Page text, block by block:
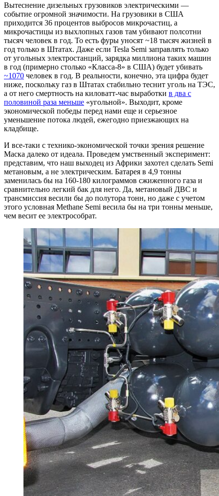
Вытеснение дизельных грузовиков электрическими —
событие огромной значимости. На грузовики в США
приходится 36 процентов выбросов микрочастиц, а
микрочастицы из выхлопных газов там убивают полсотни
тысяч человек в год. То есть фуры уносят ~18 тысяч жизней в
год только в Штатах. Даже если Tesla Semi заправлять только
от угольных электростанций, зарядка миллиона таких машин
в год (примерно столько «Класса-8» в США) будет убивать
~1070 человек в год. В реальности, конечно, эта цифра будет
ниже, поскольку газ в Штатах стабильно теснит уголь на ТЭС,
а от него смертность на киловатт-час выработки в два с
половиной раза меньше «угольной». Выходит, кроме
экономической победы перед нами еще и серьезное
уменьшение потока людей, ежегодно приезжающих на
кладбище.
И все-таки с технико-экономической точки зрения решение
Маска далеко от идеала. Проведем умственный эксперимент:
представим, что наш выходец из Африки захотел сделать Semi
метановым, а не электрическим. Батарея в 4,9 тонны
заменилась бы на 160-180 килограммов сжиженного газа и
сравнительно легкий бак для него. Да, метановый ДВС и
трансмиссия весили бы до полутора тонн, но даже с учетом
этого условная Methane Semi весила бы на три тонны меньше,
чем весит ее электрособрат.